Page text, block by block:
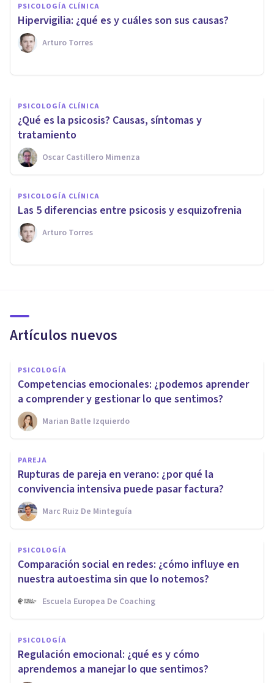
PSICOLOGÍA CLÍNICA
Hipervigilia: ¿qué es y cuáles son sus causas?
Arturo Torres
Psicobiología: ¿qué es y qué
estudia esta ciencia?
PSICOLOGÍA CLÍNICA
¿Qué es la psicosis? Causas, síntomas y
tratamiento
Oscar Castillero Mimenza
PSICOLOGÍA CLÍNICA
Las 5 diferencias entre psicosis y esquizofrenia
Arturo Torres
Artículos nuevos
PSICOLOGÍA
Competencias emocionales: ¿podemos aprender
a comprender y gestionar lo que sentimos?
Marian Batle Izquierdo
PAREJA
Rupturas de pareja en verano: ¿por qué la
convivencia intensiva puede pasar factura?
Marc Ruiz De Minteguía
PSICOLOGÍA
Comparación social en redes: ¿cómo influye en
nuestra autoestima sin que lo notemos?
Escuela Europea De Coaching
PSICOLOGÍA
Regulación emocional: ¿qué es y cómo
aprendemos a manejar lo que sentimos?